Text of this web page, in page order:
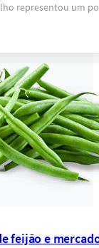
representou um
feijão e